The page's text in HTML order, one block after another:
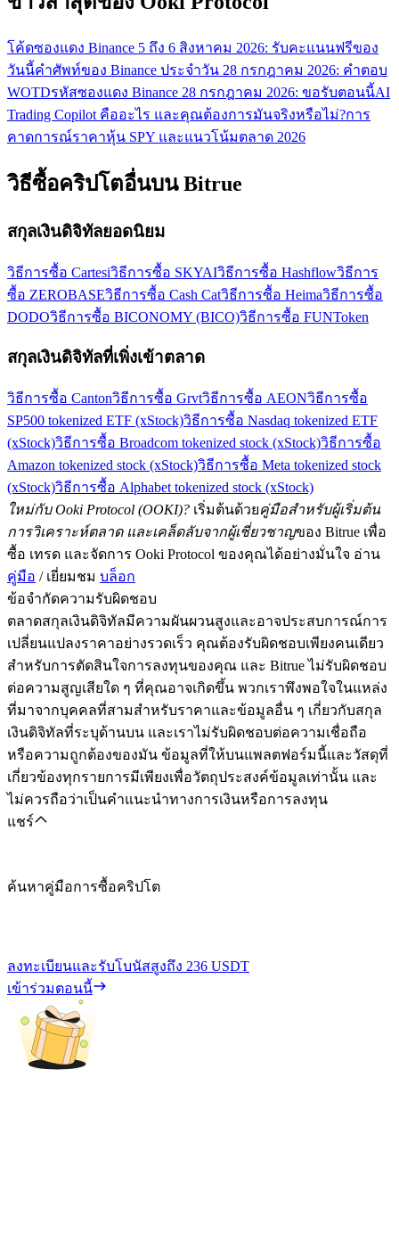
โค้ดซองแดง Binance 5 ถึง 6 สิงหาคม 2026: รับคะแนนฟรีของ
วันนี้คำศัพท์ของ Binance ประจำวัน 28 กรกฎาคม 2026: คำตอบ
WOTDรหัสซองแดง Binance 28 กรกฎาคม 2026: ขอรับตอนนี้AI
Trading Copilot คืออะไร และคุณต้องการมันจริงหรือไม่?การ
คาดการณ์ราคาหุ้น SPY และแนวโน้มตลาด 2026
วิธีซื้อคริปโตอื่นบน Bitrue
สกุลเงินดิจิทัลยอดนิยม
วิธีการซื้อ Cartesiวิธีการซื้อ SKYAIวิธีการซื้อ Hashflowวิธีการ
ซื้อ ZEROBASEวิธีการซื้อ Cash Catวิธีการซื้อ Heimaวิธีการซื้อ
DODOวิธีการซื้อ BICONOMY (BICO)วิธีการซื้อ FUNToken
สกุลเงินดิจิทัลที่เพิ่งเข้าตลาด
วิธีการซื้อ Cantonวิธีการซื้อ Grvtวิธีการซื้อ AEONวิธีการซื้อ
SP500 tokenized ETF (xStock)วิธีการซื้อ Nasdaq tokenized ETF
(xStock)วิธีการซื้อ Broadcom tokenized stock (xStock)วิธีการซื้อ
Amazon tokenized stock (xStock)วิธีการซื้อ Meta tokenized stock
(xStock)วิธีการซื้อ Alphabet tokenized stock (xStock)
ใหม่กับ Ooki Protocol (OOKI)? เริ่มต้นด้วยคู่มือสำหรับผู้เริ่มต้น
การวิเคราะห์ตลาด และเคล็ดลับจากผู้เชี่ยวชาญของ Bitrue เพื่อ
ซื้อ เทรด และจัดการ Ooki Protocol ของคุณได้อย่างมั่นใจ อ่าน
คู่มือ / เยี่ยมชม บล็อก
ข้อจำกัดความรับผิดชอบ
ตลาดสกุลเงินดิจิทัลมีความผันผวนสูงและอาจประสบการณ์การ
เปลี่ยนแปลงราคาอย่างรวดเร็ว คุณต้องรับผิดชอบเพียงคนเดียว
สำหรับการตัดสินใจการลงทุนของคุณ และ Bitrue ไม่รับผิดชอบ
ต่อความสูญเสียใด ๆ ที่คุณอาจเกิดขึ้น พวกเราพึงพอใจในแหล่ง
ที่มาจากบุคคลที่สามสำหรับราคาและข้อมูลอื่น ๆ เกี่ยวกับสกุล
เงินดิจิทัลที่ระบุด้านบน และเราไม่รับผิดชอบต่อความเชื่อถือ
หรือความถูกต้องของมัน ข้อมูลที่ให้บนแพลตฟอร์มนี้และวัสดุที่
เกี่ยวข้องทุกรายการมีเพียงเพื่อวัตถุประสงค์ข้อมูลเท่านั้น และ
ไม่ควรถือว่าเป็นคำแนะนำทางการเงินหรือการลงทุน
แชร์
ค้นหาคู่มือการซื้อคริปโต
ลงทะเบียนและรับโบนัสสูงถึง 236 USDT
เข้าร่วมตอนนี้